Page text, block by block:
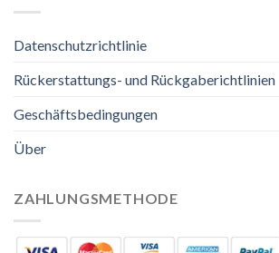
Datenschutzrichtlinie
Rückerstattungs- und Rückgaberichtlinien
Geschäftsbedingungen
Über
ZAHLUNGSMETHODE